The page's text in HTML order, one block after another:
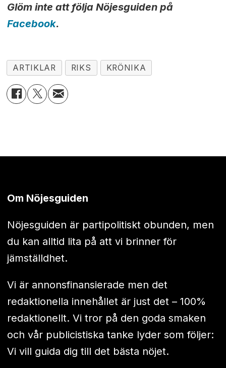
Glöm inte att följa Nöjesguiden på
Facebook.
ARTIKLAR RIKS KRÖNIKA
Om Nöjesguiden
Nöjesguiden är partipolitiskt obunden, men
du kan alltid lita på att vi brinner för
jämställdhet.
Vi är annonsfinansierade men det
redaktionella innehållet är just det – 100%
redaktionellt. Vi tror på den goda smaken
och vår publicistiska tanke lyder som följer:
Vi vill guida dig till det bästa nöjet.